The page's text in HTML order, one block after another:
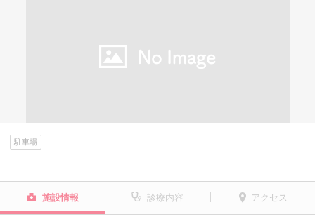
駐車場
施設情報 診療内容 アクセス